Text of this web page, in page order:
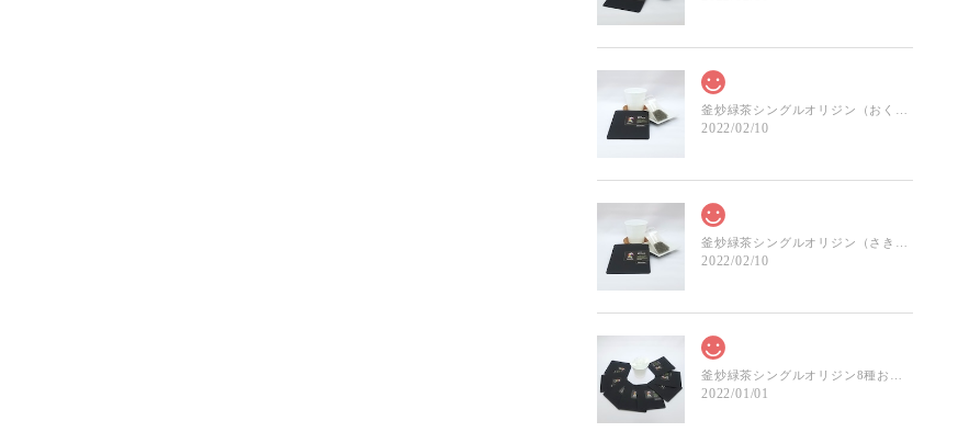
釜炒緑茶シングルオリジン（おくみどり）-ドリップパック
2022/02/10
釜炒緑茶シングルオリジン（さきみどり）-ドリップパック
2022/02/10
釜炒緑茶シングルオリジン8種お試しセット
2022/01/01